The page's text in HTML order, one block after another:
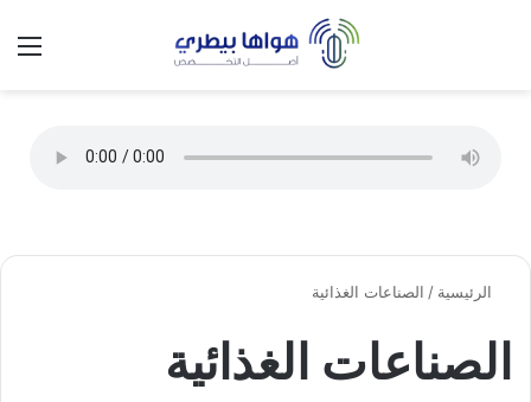
الوضع
الرئيسية / الصناعات الغذائية
الصناعات الغذائية